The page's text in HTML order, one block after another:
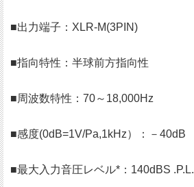
■出力端子：XLR-M(3PIN)
■指向特性：半球前方指向性
■周波数特性：70～18,000Hz
■感度(0dB=1V/Pa,1kHz）：－40dB
■最大入力音圧レベル*：140dBS .P.L.